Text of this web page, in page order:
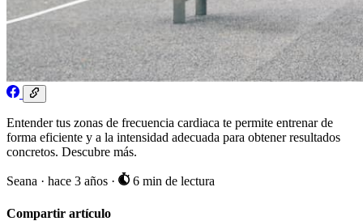
Entender tus zonas de frecuencia cardiaca te permite entrenar de
forma eficiente y a la intensidad adecuada para obtener resultados
concretos. Descubre más.
Seana · hace 3 años · 6 min de lectura
Compartir artículo